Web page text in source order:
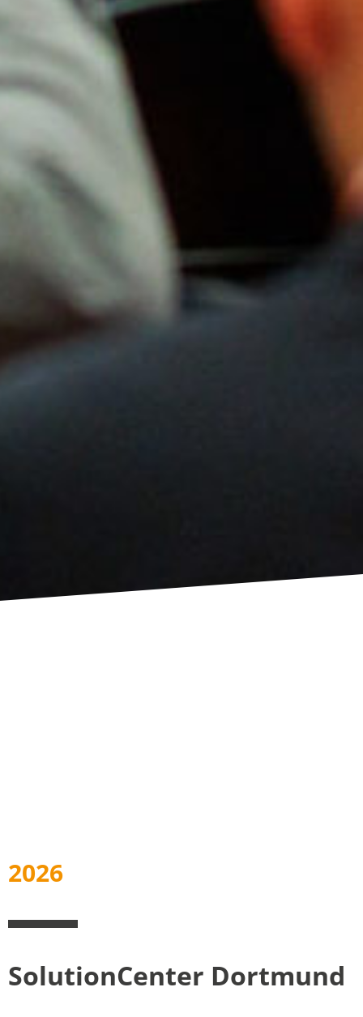
2026
SolutionCenter Dortmund